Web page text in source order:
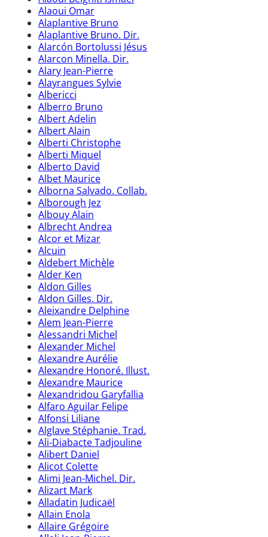
Alaoui Omar
Alaplantive Bruno
Alaplantive Bruno. Dir.
Alarcón Bortolussi Jésus
Alarcon Minella. Dir.
Alary Jean-Pierre
Alayrangues Sylvie
Albericci
Alberro Bruno
Albert Adelin
Albert Alain
Alberti Christophe
Alberti Miquel
Alberto David
Albet Maurice
Alborna Salvado. Collab.
Alborough Jez
Albouy Alain
Albrecht Andrea
Alcor et Mizar
Alcuin
Aldebert Michèle
Alder Ken
Aldon Gilles
Aldon Gilles. Dir.
Aleixandre Delphine
Alem Jean-Pierre
Alessandri Michel
Alexander Michel
Alexandre Aurélie
Alexandre Honoré. Illust.
Alexandre Maurice
Alexandridou Garyfallia
Alfaro Aguilar Felipe
Alfonsi Liliane
Alglave Stéphanie. Trad.
Ali-Diabacte Tadjouline
Alibert Daniel
Alicot Colette
Alimi Jean-Michel. Dir.
Alizart Mark
Alladatin Judicaël
Allain Enola
Allaire Grégoire